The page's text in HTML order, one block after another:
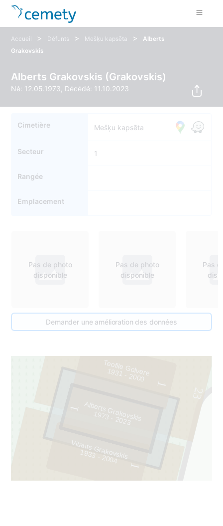
Accueil > Défunts > Mešķu kapsēta >
Alberts
Grakovskis
Alberts Grakovskis (Grakovskis)
Né: 12.05.1973, Décédé: 11.10.2023
Cimetière Mešķu kapsēta
Secteur 1
Rangée
Emplacement
Pas de photo
disponible
Pas de photo
disponible
Pas
Demander une amélioration des données
23
1
1
1
Vitauts Grakovskis
1933 - 2004
Teofile Golvere
1931 - 2000
Alberts Grakovskis
3